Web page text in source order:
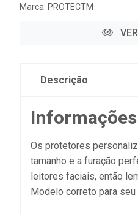
Marca: PROTECTM
Descrição
Os protetores
tamanho e a furação
leitores faciais, então
Modelo correto para